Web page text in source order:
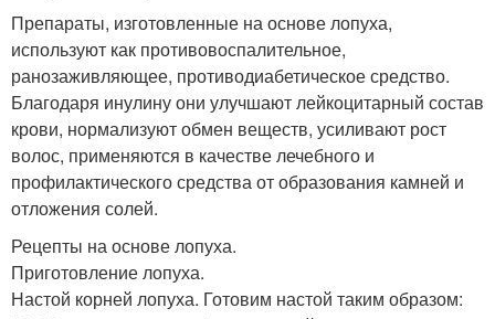
Препараты, изготовленные на основе лопуха,
используют как противовоспалительное,
ранозаживляющее, противодиабетическое средство.
Благодаря инулину они улучшают лейкоцитарный состав
крови, нормализуют обмен веществ, усиливают рост
волос, применяются в качестве лечебного и
профилактического средства от образования камней и
отложения солей.
Рецепты на основе лопуха.
Приготовление лопуха.
Настой корней лопуха. Готовим настой таким образом: